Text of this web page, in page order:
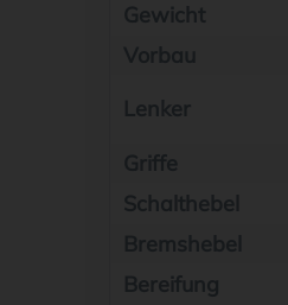
Gewicht
Lenker
Schalthebel
Bereifung